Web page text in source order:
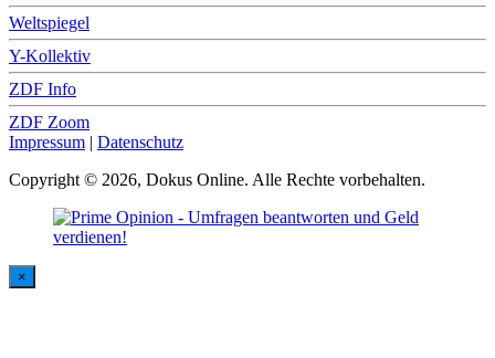
Weltspiegel
Y-Kollektiv
ZDF Info
ZDF Zoom
Impressum | Datenschutz
Copyright © 2026, Dokus Online. Alle Rechte vorbehalten.
×